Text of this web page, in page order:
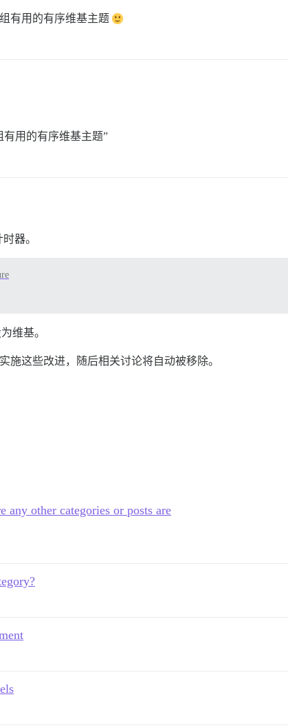
有用的有序维基主题
用的有序维基主题”
器。
维基。
施这些改进，随后相关讨论将自动被移除。
any other categories or posts are